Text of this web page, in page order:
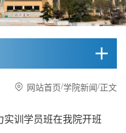
网站首页/学院新闻 /正文
实训学员班在我院开班